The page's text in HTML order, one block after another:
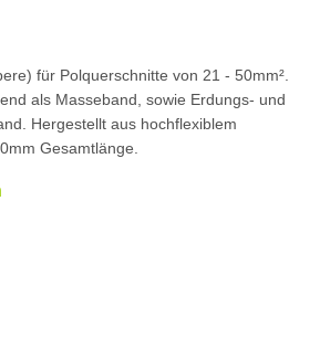
für Polquerschnitte von 21 - 50mm².
als Masseband, sowie Erdungs- und
Hergestellt aus hochflexiblem
Gesamtlänge.